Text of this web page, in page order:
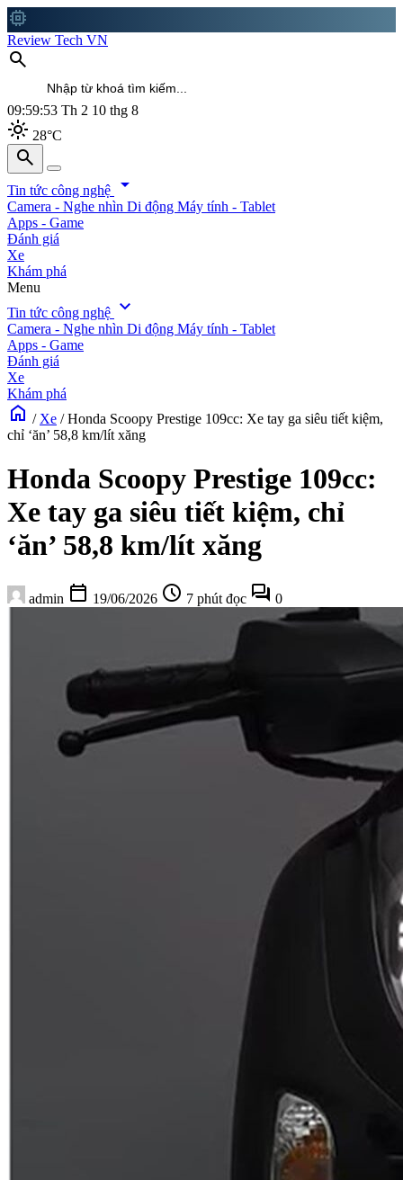
memory
Review Tech VN
search
09:59:54 Th 2 10 thg 8
light_mode 28°C
search
search
Tin tức công nghệ arrow_drop_down
Camera - Nghe nhìn Di động Máy tính - Tablet
Apps - Game
Đánh giá
Xe
Khám phá
Menu
Tin tức công nghệ expand_more
Camera - Nghe nhìn Di động Máy tính - Tablet
Apps - Game
Đánh giá
Xe
Khám phá
home / Xe / Honda Scoopy Prestige 109cc: Xe tay ga siêu tiết kiệm,
chỉ ‘ăn’ 58,8 km/lít xăng
Honda Scoopy Prestige 109cc:
Xe tay ga siêu tiết kiệm, chỉ
‘ăn’ 58,8 km/lít xăng
admin calendar_today 19/06/2026 schedule 7 phút đọc forum 0